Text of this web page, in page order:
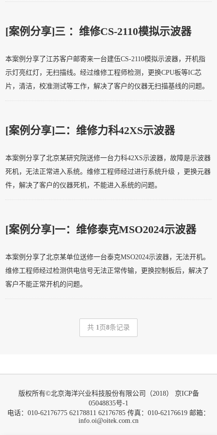
[案例分享]三 ：维修CS-2110模拟示波器
本案例分享了江苏客户邮寄来一台建伍CS-2110模拟示波器，开机指
示灯亮红灯，无扫描线。经过维修工程师检测，更换CPU板等IC芯
片，清洁，校准测试等工作，解决了客户的仪器无扫描基线的问题。
[案例分享]二：维修力科42XS示波器
本案例分享了北京某研究院送修一台力科42XS示波器，故障是示波器
死机，无法正常进入系统。维修工程师经过进行系统升级 ，更换元器
件，解决了客户的仪器死机，不能进入系统的问题。
[案例分享]一：维修泰克MSO2024示波器
本案例分享了北京某单位送修一台泰克MSO2024示波器，无法开机。
维修工程师经过检测供电信号无法正常传输，更换控制板后，解决了
客户不能正常开机的问题。
共 1 页8条记录
版权所有©北京海洋兴业科技股份有限公司（2018）
京ICP备
05048835号-1
电话：010-62176775 62178811 62176785 传真：010-62176619 邮箱：
info.oi@oitek.com.cn